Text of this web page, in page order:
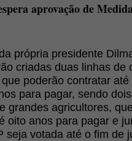
aprovação de
própria presidente
criadas duas linhas de
poderão contratar
para pagar, sendo
grandes agricultores,
oito anos para pagar e
seja votada até o fim de